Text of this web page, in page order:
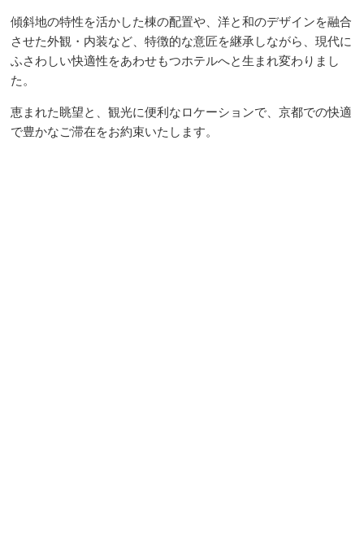
傾斜地の特性を活かした棟の配置や、洋と和のデザインを融合
させた外観・内装など、特徴的な意匠を継承しながら、現代に
ふさわしい快適性をあわせもつホテルへと生まれ変わりまし
た。
恵まれた眺望と、観光に便利なロケーションで、京都での快適
で豊かなご滞在をお約束いたします。